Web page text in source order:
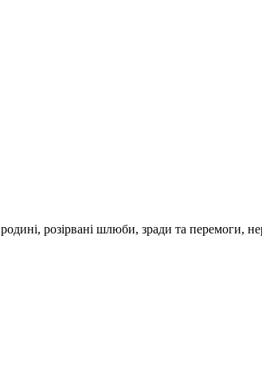
розірвані шлюби, зради та перемоги,